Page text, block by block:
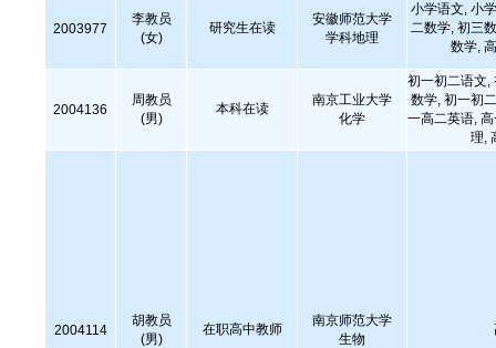
2003977
李教员
(女)
研究生在读
安徽师范大学
学科地理
小学语文, 小
二数学, 初三
数学,
2004136
周教员
(男)
本科在读
南京工业大学
化学
初一初二语文,
数学, 初一初
一高二英语,
理,
2004114
胡教员
(男)
在职高中教师
南京师范大学
生物